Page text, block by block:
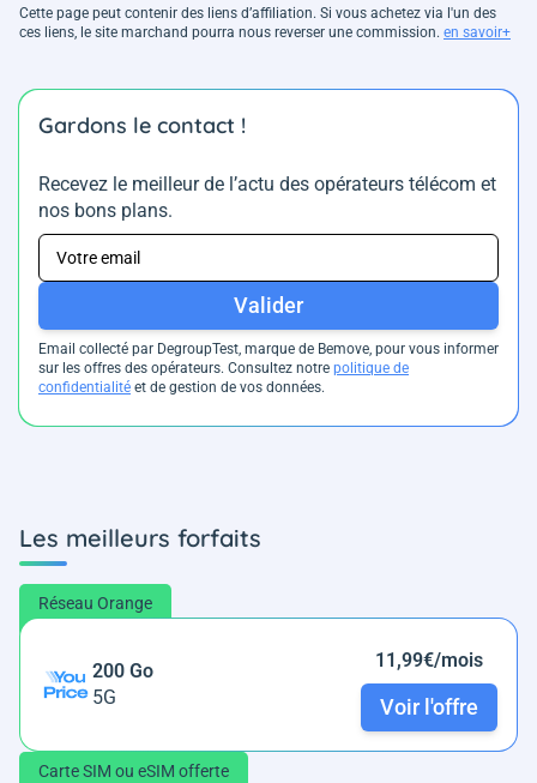
Cette page peut contenir des liens d’affiliation. Si vous achetez via l'un des
ces liens, le site marchand pourra nous reverser une commission. en savoir+
Gardons le contact !
Recevez le meilleur de l’actu des opérateurs télécom et
nos bons plans.
Valider
Email collecté par DegroupTest, marque de Bemove, pour vous informer
sur les offres des opérateurs. Consultez notre politique de
confidentialité et de gestion de vos données.
Les meilleurs forfaits
Réseau Orange
200 Go
5G
11,99€/mois
Voir l'offre
Carte SIM ou eSIM offerte